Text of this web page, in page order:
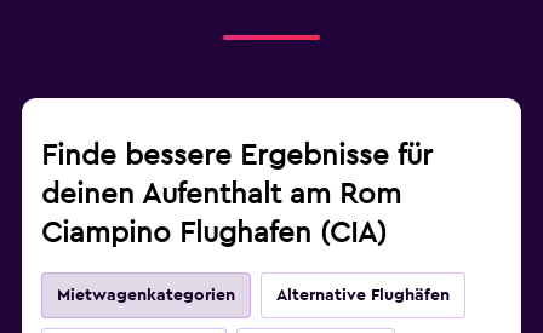
Finde bessere Ergebnisse für
deinen Aufenthalt am Rom
Ciampino Flughafen (CIA)
Mietwagenkategorien Alternative Flughäfen